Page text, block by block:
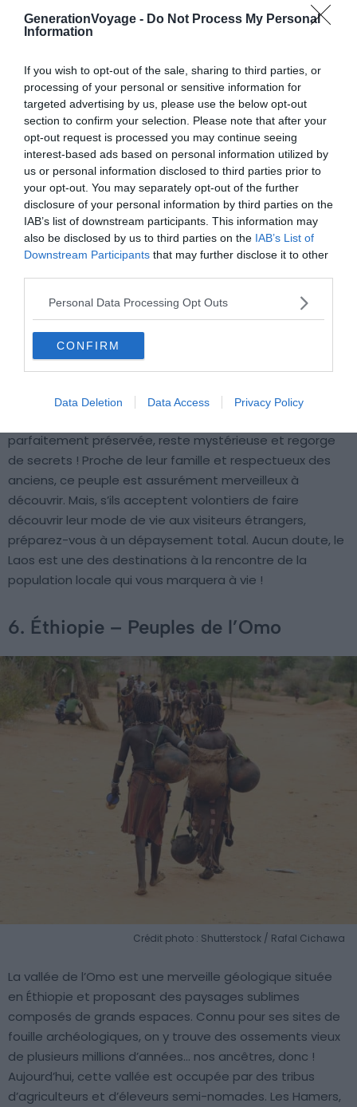
GenerationVoyage - Do Not Process My Personal
Information
If you wish to opt-out of the sale, sharing to third parties, or
processing of your personal or sensitive information for
targeted advertising by us, please use the below opt-out
section to confirm your selection. Please note that after your
opt-out request is processed you may continue seeing
interest-based ads based on personal information utilized by
us or personal information disclosed to third parties prior to
your opt-out. You may separately opt-out of the further
disclosure of your personal information by third parties on the
IAB’s list of downstream participants. This information may
also be disclosed by us to third parties on the IAB’s List of
Downstream Participants that may further disclose it to other
Personal Data Processing Opt Outs
CONFIRM
Data Deletion Data Access Privacy Policy
Crédit photo :Flickr / TheLoneConspirator
Les Lao-Loums constituent près de 50% de la population
de l’actuel Laos. Dans ce petit pays montagneux et
verdoyant, ce peuple travailleur, sédentaire et
bouddhiste est considéré comme la tribu originelle
laotienne ! Les Lao-Loums vivent dans des plaines fertiles
où leur maîtrise de l’agriculture leur permet de subvenir à
leurs besoins. Respectant de nombreuses traditions
spirituelles, l’animisme est encore très ancré dans leur
culture.
parfaitement préservée, reste mystérieuse et regorge
de secrets ! Proche de leur famille et respectueux des
anciens, ce peuple est assurément merveilleux à
découvrir. Mais, s’ils acceptent volontiers de faire
découvrir leur mode de vie aux visiteurs étrangers,
préparez-vous à un dépaysement total. Aucun doute, le
Laos est une des destinations à la rencontre de la
population locale qui vous marquera à vie !
6. Éthiopie – Peuples de l’Omo
Crédit photo : Shutterstock / Rafal Cichawa
La vallée de l’Omo est une merveille géologique située
en Éthiopie et proposant des paysages sublimes
composés de grands espaces. Connu pour ses sites de
fouille archéologiques, on y trouve des ossements vieux
de plusieurs millions d’années… nos ancêtres, donc !
Aujourd’hui, cette vallée est occupée par des tribus
d’agriculteurs et d’éleveurs semi-nomades. Les Hamers,